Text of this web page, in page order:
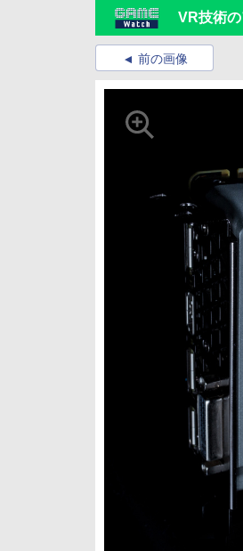
VR技術
前の画像